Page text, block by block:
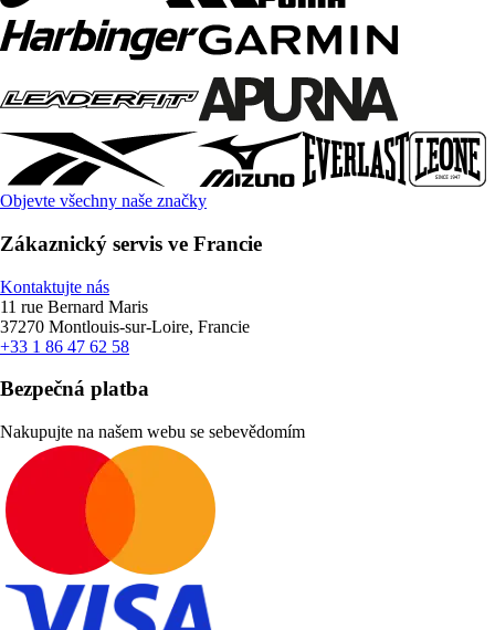
Objevte všechny naše značky
Zákaznický servis ve Francie
Kontaktujte nás
11 rue Bernard Maris
37270 Montlouis-sur-Loire, Francie
+33 1 86 47 62 58
Bezpečná platba
Nakupujte na našem webu se sebevědomím